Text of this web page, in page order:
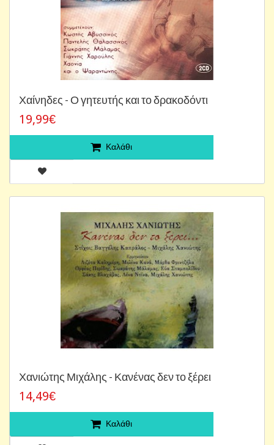
Χαίνηδες - Ο γητευτής και το δρακοδόντι
19,99€
Καλάθι
Χανιώτης Μιχάλης - Κανένας δεν το ξέρει
14,49€
Καλάθι